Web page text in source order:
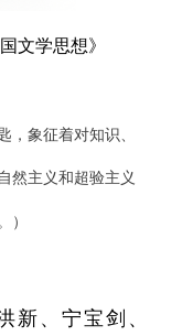
文学思想》
，象征着对知识、
然主义和超验主义
新、宁宝剑、